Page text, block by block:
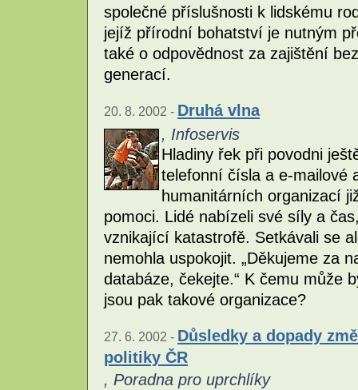
společné příslušnosti k lidskému
jejíž přírodní bohatství je nutným
také o odpovědnost za zajištění
generací.
20. 8. 2002 - Druhá vlna
, Infoservis
Hladiny řek při povodni
telefonní čísla a e-mailové
humanitárních organizací
pomoci. Lidé nabízeli své síly a
vznikající katastrofě. Setkávali se
nemohla uspokojit. „Děkujeme za
databáze, čekejte.“ K čemu může
jsou pak takové organizace?
27. 6. 2002 - Důsledky a dopady
politiky ČR
, Poradna pro uprchlíky